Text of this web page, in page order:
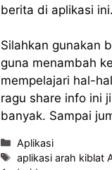
berita di aplikasi ini.
Silahkan gunakan
guna menambah
mempelajari hal-
ragu share info ini
banyak. Sampai
Categories
Aplikasi
Tags
aplikasi arah kiblat